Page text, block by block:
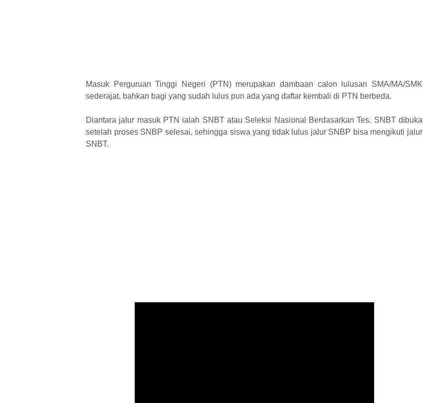
Masuk Perguruan Tinggi Negeri (PTN) merupakan dambaan calon lulusan SMA/MA/SMK
sederajat, bahkan bagi yang sudah lulus pun ada yang daftar kembali di PTN berbeda.
Diantara jalur masuk PTN ialah SNBT atau Seleksi Nasional Berdasarkan Tes. SNBT dibuka
setelah proses SNBP selesai, sehingga siswa yang tidak lulus jalur SNBP bisa mengikuti jalur
SNBT.